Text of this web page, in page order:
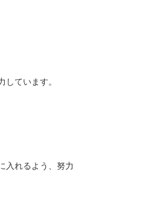
ています。
入れるよう、努力